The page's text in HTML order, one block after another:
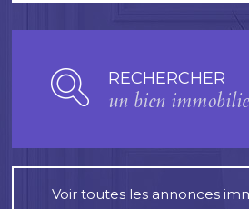
RECHERCHER
un bien
Voir toutes les annonces